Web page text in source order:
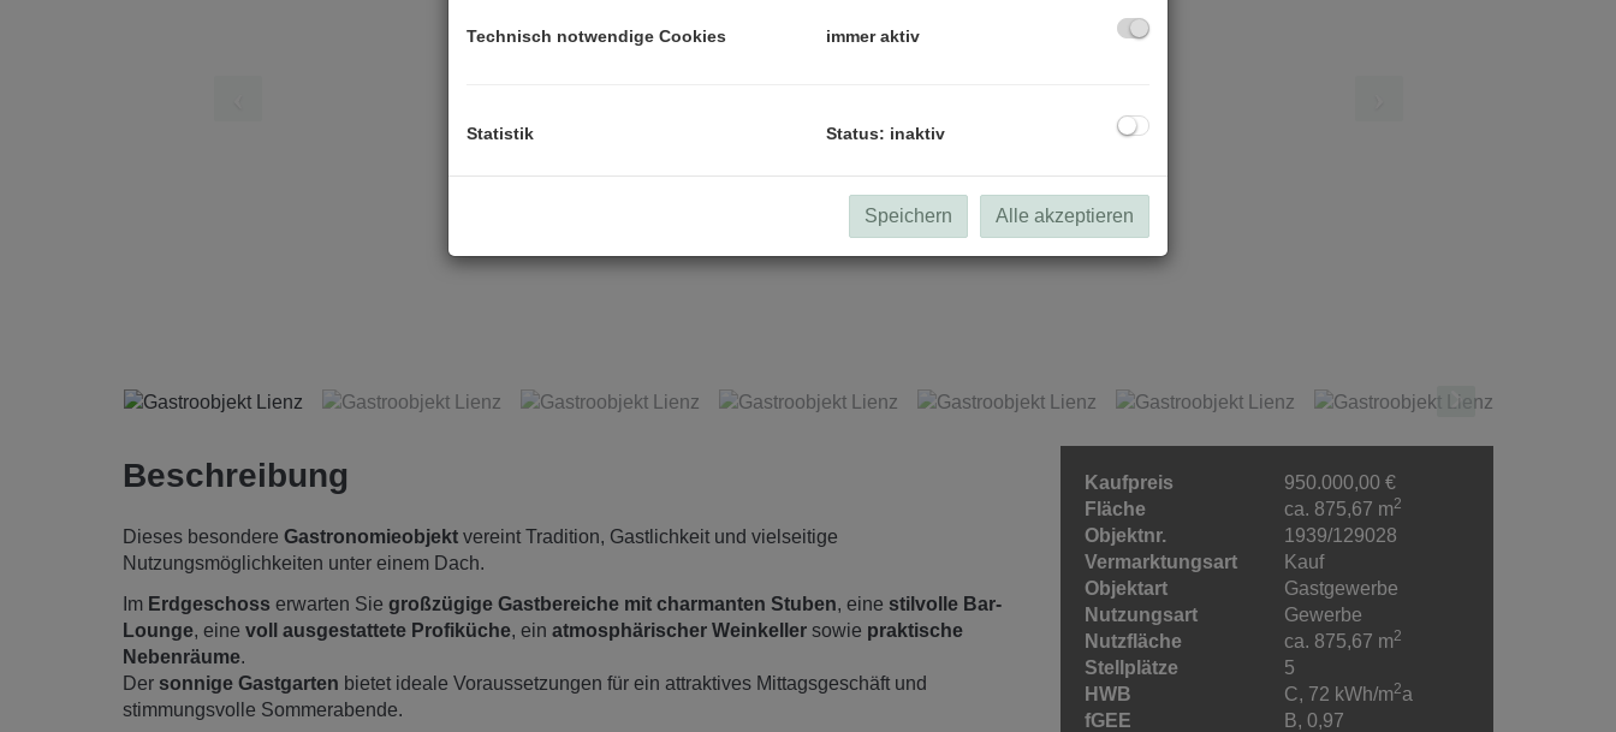
Beschreibung
Dieses besondere Gastronomieobjekt vereint Tradition, Gastlichkeit und vielseitige
Nutzungsmöglichkeiten unter einem Dach.
Im Erdgeschoss erwarten Sie großzügige Gastbereiche mit charmanten Stuben, eine stilvolle Bar-
Lounge, eine voll ausgestattete Profiküche, ein atmosphärischer Weinkeller sowie praktische
Nebenräume.
Der sonnige Gastgarten bietet ideale Voraussetzungen für ein attraktives Mittagsgeschäft und
stimmungsvolle Sommerabende.
Kaufpreis
950.000,00 €
Fläche
ca. 875,67 m2
Objektnr.
1939/129028
Vermarktungsart
Kauf
Objektart
Gastgewerbe
Nutzungsart
Gewerbe
Nutzfläche
ca. 875,67 m2
Stellplätze
5
HWB
C, 72 kWh/m2a
fGEE
B, 0,97
Technisch notwendige Cookies immer aktiv
Statistik Status: inaktiv
Speichern Alle akzeptieren